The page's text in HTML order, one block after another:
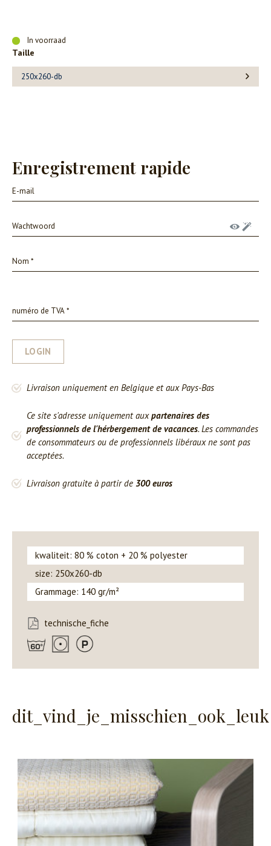
In voorraad
Taille
250x260-db
Enregistrement rapide
LOGIN
Livraison uniquement en Belgique et aux Pays-Bas
Ce site s'adresse uniquement auxpartenaires des
professionnels de l'hérbergement de vacances. Les commandes
de consommateurs ou de professionnels libéraux ne sont pas
acceptées.
Livraison gratuite à partir de 300 euros
kwaliteit: 80 % coton + 20 % polyester
size: 250x260-db
Grammage: 140 gr/m²
technische_fiche
dit_vind_je_misschien_ook_leuk